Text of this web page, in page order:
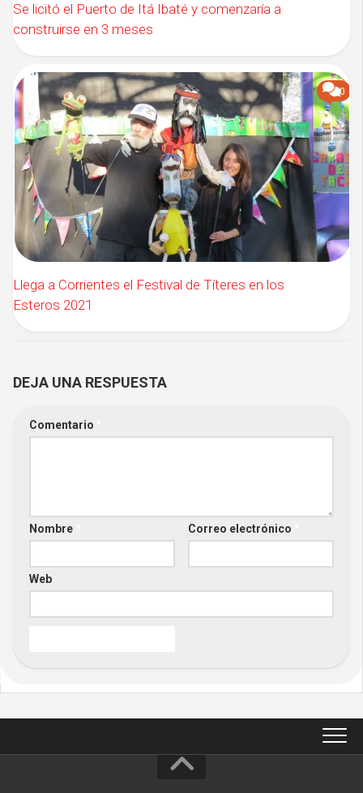
Se licitó el Puerto de Itá Ibaté y comenzaría a
construirse en 3 meses
0
Llega a Corrientes el Festival de Títeres en los
Esteros 2021
DEJA UNA RESPUESTA
Comentario
Nombre Correo electrónico
Web